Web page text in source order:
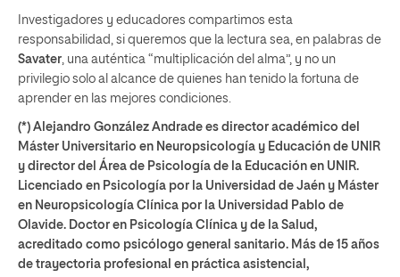
Investigadores y educadores compartimos esta
responsabilidad, si queremos que la lectura sea, en palabras de
Savater, una auténtica “multiplicación del alma”, y no un
privilegio solo al alcance de quienes han tenido la fortuna de
aprender en las mejores condiciones.
(*) Alejandro González Andrade es director académico del
Máster Universitario en Neuropsicología y Educación de UNIR
y director del Área de Psicología de la Educación en UNIR.
Licenciado en Psicología por la Universidad de Jaén y Máster
en Neuropsicología Clínica por la Universidad Pablo de
Olavide. Doctor en Psicología Clínica y de la Salud,
acreditado como psicólogo general sanitario. Más de 15 años
de trayectoria profesional en práctica asistencial,